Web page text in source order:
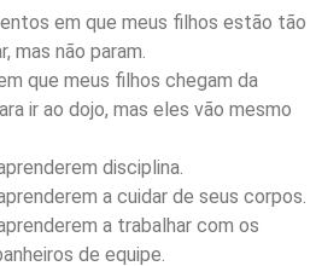
em que meus filhos estão tão
mas não param.
que meus filhos chegam da
ir ao dojo, mas eles vão mesmo
disciplina.
a cuidar de seus corpos.
a trabalhar com os
de equipe.